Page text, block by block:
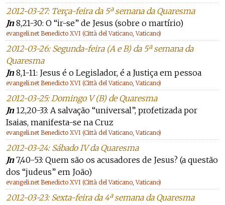
2012-03-27: Terça-feira da 5ª semana da Quaresma
Jn8,21-30: O “ir-se” de Jesus (sobre o martírio)
evangeli.net Benedicto XVI (Città del Vaticano, Vaticano)
2012-03-26: Segunda-feira (A e B) da 5ª semana da
Quaresma
Jn8,1-11: Jesus é o Legislador, é a Justiça em pessoa
evangeli.net Benedicto XVI (Città del Vaticano, Vaticano)
2012-03-25: Domingo V (B) de Quaresma
Jn12,20-33: A salvação “universal”, profetizada por
Isaias, manifesta-se na Cruz
evangeli.net Benedicto XVI (Città del Vaticano, Vaticano)
2012-03-24: Sábado IV da Quaresma
Jn7,40-53: Quem são os acusadores de Jesus? (a questão
dos “judeus” em João)
evangeli.net Benedicto XVI (Città del Vaticano, Vaticano)
2012-03-23: Sexta-feira da 4ª semana da Quaresma